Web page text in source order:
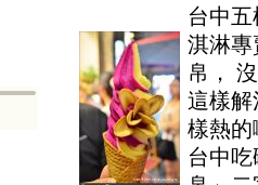
台中
淇淋
帛，
這樣
樣熱
台中